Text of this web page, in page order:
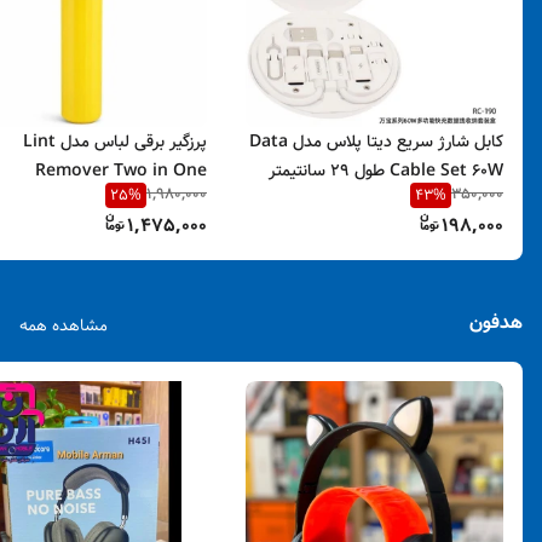
کابل شارژ سریع دیتا پلاس مدل Data
Cable Set 60W طول ۲۹ سانتیمتر
350,000
43%
198,000
پرزگیر برقی لباس مدل Lint
Remover Two in One
1,980,000
25%
1,475,000
هدفون مشاهده همه